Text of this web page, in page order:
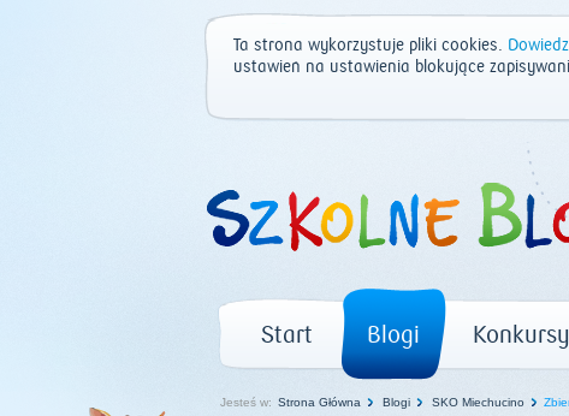
Ta strona wykorzystuje pliki cookies.
ustawień na ustawienia blokujące
Start Blogi Konkursy
Jesteś w: Strona Główna Blogi SKO Miechucino